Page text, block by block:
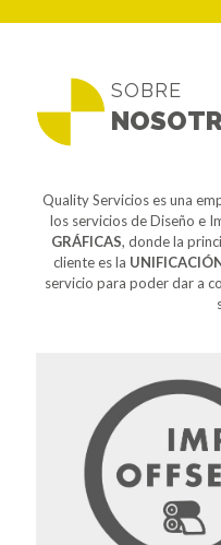
SOBRE
Quality Servicios es una
los servicios de Diseño e
GRÁFICAS, donde la
cliente es la
servicio para poder dar a